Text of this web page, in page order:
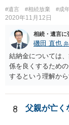
#遺言 #相続放棄 #成
2020年11月12日
相続・遺言に
磯田 直也
結納金については
係を良くするため
するという理解か
ことは困難です。
を依頼されるのも
8 父親が亡く